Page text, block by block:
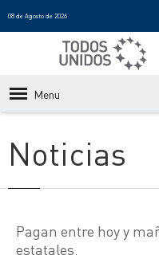
08 de Agosto de 2026
Menu
Noticias
Pagan entre hoy y
estatales.